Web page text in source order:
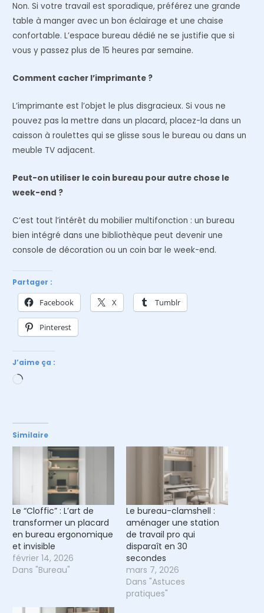
Non. Si votre travail est sporadique, préférez une grande
table à manger avec un bon éclairage et une chaise
confortable. L’espace bureau dédié ne se justifie que si
vous y passez plus de 15 heures par semaine.
Comment cacher l’imprimante ?
L’imprimante est l’objet le plus disgracieux. Si vous ne
pouvez pas la mettre dans un placard, placez-la dans un
caisson à roulettes qui se glisse sous le bureau ou dans un
meuble TV adjacent.
Peut-on utiliser le coin bureau pour autre chose le
week-end ?
C’est tout l’intérêt du mobilier multifonction : un bureau
bien intégré dans une bibliothèque peut devenir une
console de décoration ou un coin bar le week-end.
Partager :
Facebook X Tumblr
Pinterest
J’aime ça :
Chargement…
Similaire
Le “Cloffic” : L’art de
transformer un placard
en bureau ergonomique
et invisible
février 14, 2026
Dans "Bureau"
Le bureau-clamshell :
aménager une station
de travail pro qui
disparaît en 30
secondes
mars 7, 2026
Dans "Astuces
pratiques"